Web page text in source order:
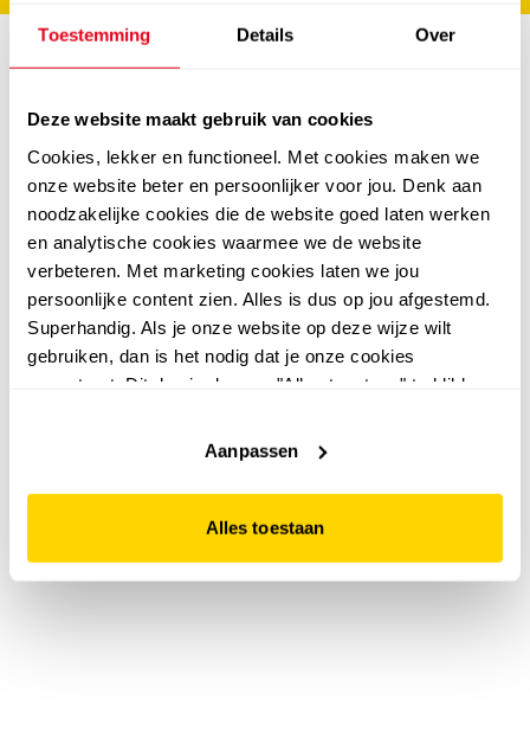
Toestemming Details Over
Deze website maakt gebruik van cookies
Cookies, lekker en functioneel. Met cookies maken we
onze website beter en persoonlijker voor jou. Denk aan
noodzakelijke cookies die de website goed laten werken
en analytische cookies waarmee we de website
verbeteren. Met marketing cookies laten we jou
persoonlijke content zien. Alles is dus op jou afgestemd.
Superhandig. Als je onze website op deze wijze wilt
gebruiken, dan is het nodig dat je onze cookies
accepteert. Dit doe je door op "Alles toestaan" te klikken.
website niet optimaal functioneert.
Aanpassen
Alles toestaan